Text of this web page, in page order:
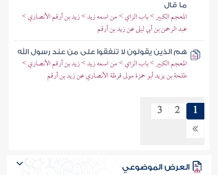
ما قال
المعجم الكبير > باب الزاي > من اسمه زيد > زيد بن أرقم الأنصاري >
عبد الرحمن بن أبي ليلى عن زيد بن أرقم
هم الذين يقولون لا تنفقوا على من عند رسول الله
المعجم الكبير > باب الزاي > من اسمه زيد > زيد بن أرقم الأنصاري >
طلحة بن يزيد أبو حمزة مولى قرظة الأنصاري عن زيد بن أرقم
1
2
3
العرض الموضوعي